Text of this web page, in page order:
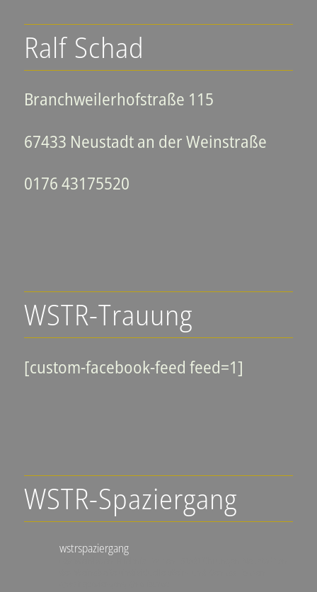
Ralf Schad
Branchweilerhofstraße 115
67433 Neustadt an der Weinstraße
0176 43175520
WSTR-Trauung
[custom-facebook-feed feed=1]
WSTR-Spaziergang
wstrspaziergang